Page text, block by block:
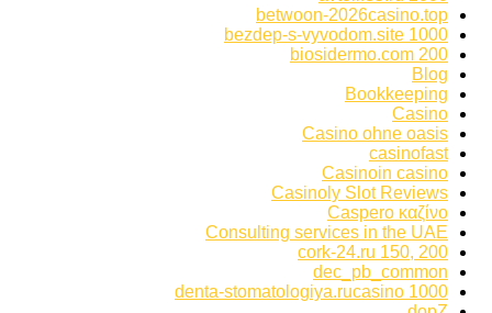
betwoon-2026casino.top
bezdep-s-vyvodom.site 1000
biosidermo.com 200
Blog
Bookkeeping
Casino
Casino ohne oasis
casinofast
Casinoin casino
Casinoly Slot Reviews
Caspero καζίνο
Consulting services in the UAE
cork-24.ru 150, 200
dec_pb_common
denta-stomatologiya.rucasino 1000